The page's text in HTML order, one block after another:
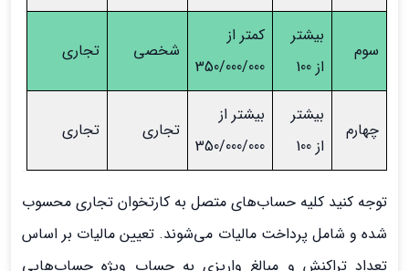
سوم
بیشتر
از 100
کمتر از
350/000/000
شخصی تجاری
چهارم
بیشتر
از 100
بیشتر از
350/000/000
تجاری تجاری
توجه کنید کلیه حساب‌های متصل به کارتخوان تجاری محسوب
شده و شامل پرداخت مالیات می‌شوند. تعیین مالیات بر اساس
تعداد تراکنش و مبالغ واریزی به حساب ویژه حساب‌هایی